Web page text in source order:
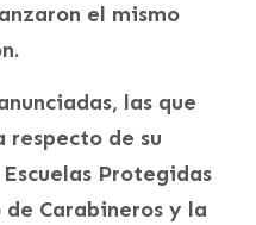
el mismo
las que
respecto de su
Protegidas
Carabineros y la